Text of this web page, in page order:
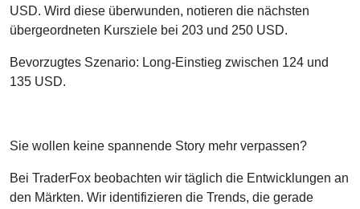
USD. Wird diese überwunden, notieren die nächsten
übergeordneten Kursziele bei 203 und 250 USD.
Bevorzugtes Szenario: Long-Einstieg zwischen 124 und
135 USD.
Sie wollen keine spannende Story mehr verpassen?
Bei TraderFox beobachten wir täglich die Entwicklungen an
den Märkten. Wir identifizieren die Trends, die gerade